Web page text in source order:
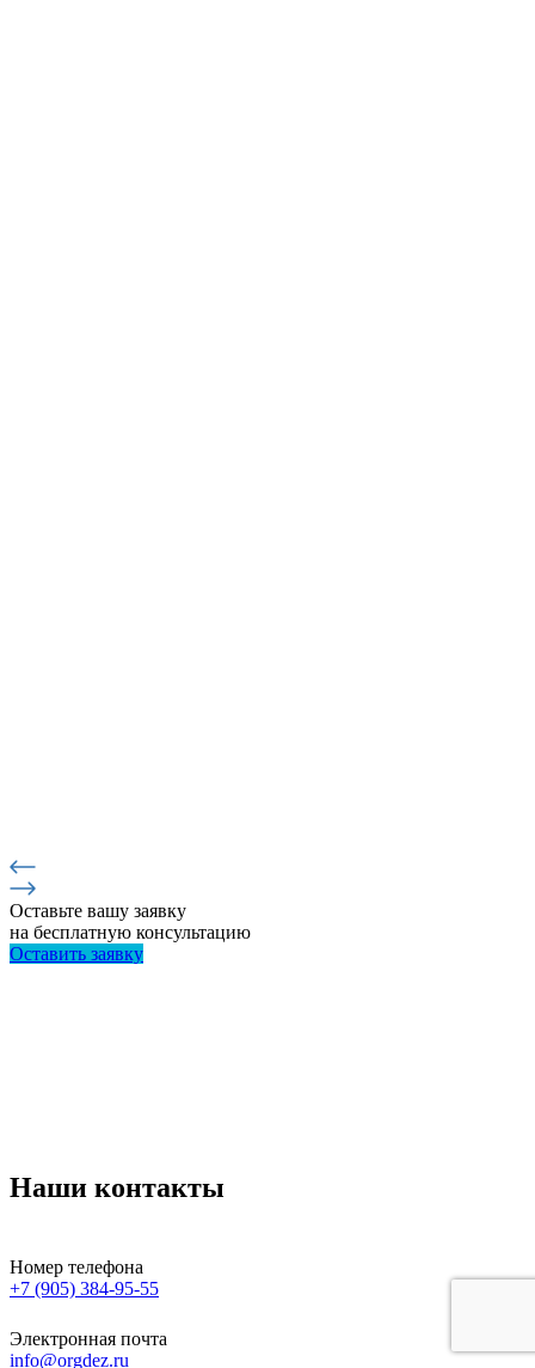
Оставьте вашу заявку
на бесплатную консультацию
Оставить заявку
Наши контакты
Номер телефона
+7 (905) 384-95-55
Электронная почта
info@orgdez.ru